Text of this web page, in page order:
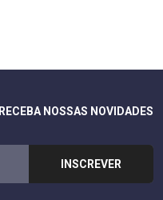
RECEBA NOSSAS NOVIDADES